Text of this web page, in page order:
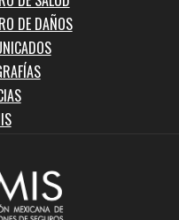
DE DAÑOS